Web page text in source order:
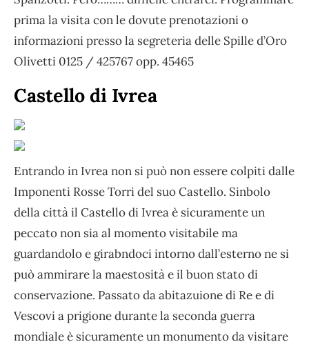
prima la visita con le dovute prenotazioni o
informazioni presso la segreteria delle Spille d’Oro
Olivetti 0125 / 425767 opp. 45465
Castello di Ivrea
Entrando in Ivrea non si può non essere colpiti dalle
Imponenti Rosse Torri del suo Castello. Sinbolo
della città il Castello di Ivrea è sicuramente un
peccato non sia al momento visitabile ma
guardandolo e girabndoci intorno dall’esterno ne si
può ammirare la maestosità e il buon stato di
conservazione. Passato da abitazuione di Re e di
Vescovi a prigione durante la seconda guerra
mondiale è sicuramente un monumento da visitare